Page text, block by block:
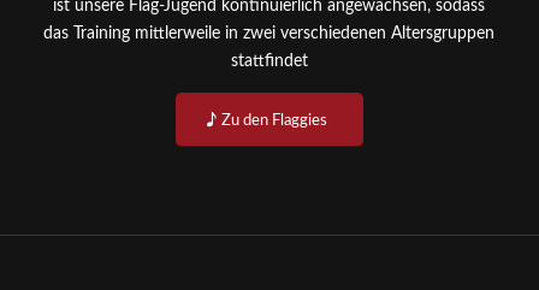
ist unsere Flag-Jugend kontinuierlich angewachsen, sodass
das Training mittlerweile in zwei verschiedenen Altersgruppen
stattfindet
Zu den Flaggies